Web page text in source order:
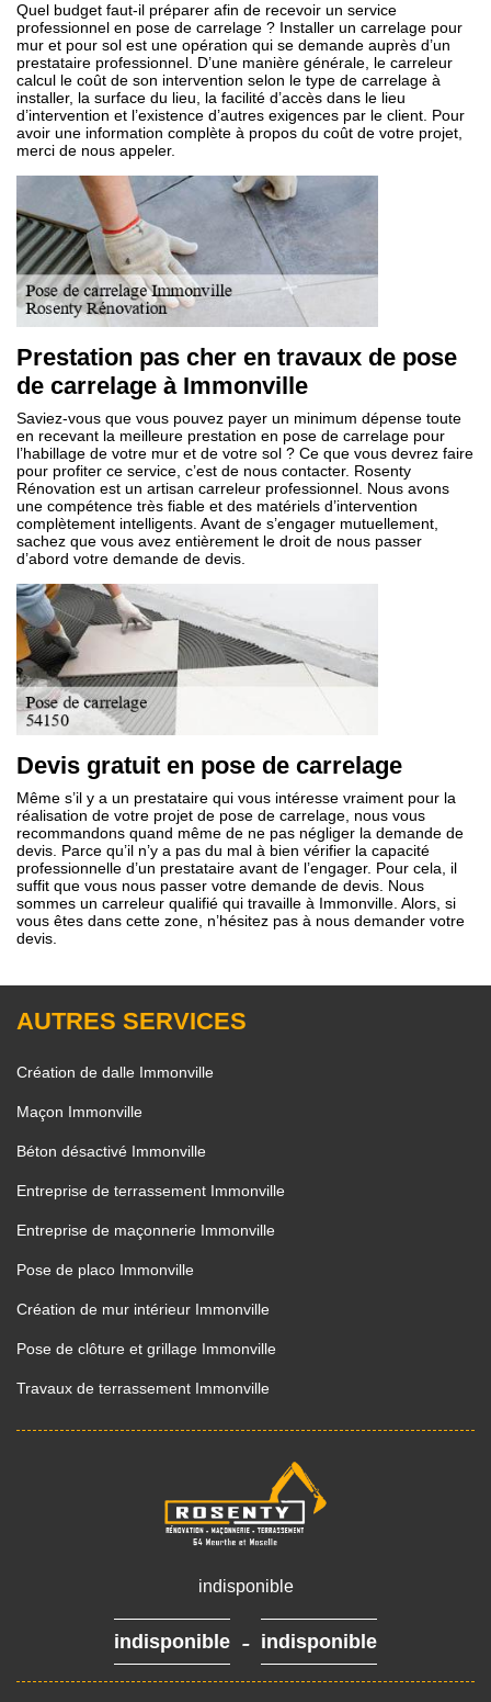
Quel budget faut-il préparer afin de recevoir un service
professionnel en pose de carrelage ? Installer un carrelage pour
mur et pour sol est une opération qui se demande auprès d’un
prestataire professionnel. D’une manière générale, le carreleur
calcul le coût de son intervention selon le type de carrelage à
installer, la surface du lieu, la facilité d’accès dans le lieu
d’intervention et l’existence d’autres exigences par le client. Pour
avoir une information complète à propos du coût de votre projet,
merci de nous appeler.
Prestation pas cher en travaux de pose
de carrelage à Immonville
Saviez-vous que vous pouvez payer un minimum dépense toute
en recevant la meilleure prestation en pose de carrelage pour
l’habillage de votre mur et de votre sol ? Ce que vous devrez faire
pour profiter ce service, c’est de nous contacter. Rosenty
Rénovation est un artisan carreleur professionnel. Nous avons
une compétence très fiable et des matériels d’intervention
complètement intelligents. Avant de s’engager mutuellement,
sachez que vous avez entièrement le droit de nous passer
d’abord votre demande de devis.
Devis gratuit en pose de carrelage
Même s’il y a un prestataire qui vous intéresse vraiment pour la
réalisation de votre projet de pose de carrelage, nous vous
recommandons quand même de ne pas négliger la demande de
devis. Parce qu’il n’y a pas du mal à bien vérifier la capacité
professionnelle d’un prestataire avant de l’engager. Pour cela, il
suffit que vous nous passer votre demande de devis. Nous
sommes un carreleur qualifié qui travaille à Immonville. Alors, si
vous êtes dans cette zone, n’hésitez pas à nous demander votre
devis.
AUTRES SERVICES
Création de dalle Immonville
Maçon Immonville
Béton désactivé Immonville
Entreprise de terrassement Immonville
Entreprise de maçonnerie Immonville
Pose de placo Immonville
Création de mur intérieur Immonville
Pose de clôture et grillage Immonville
Travaux de terrassement Immonville
indisponible
indisponible - indisponible